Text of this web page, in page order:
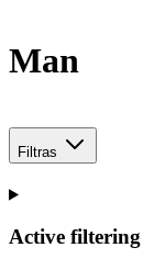
Man
Filtras
Active filtering